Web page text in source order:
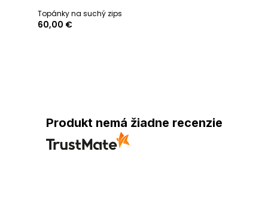
Topánky na suchý zips
60,00 €
Produkt nemá žiadne recenzie